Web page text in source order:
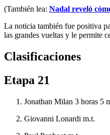
(También lea: Nadal reveló
La noticia también fue positiva
las grandes vueltas y le permite
Clasificaciones
Etapa 21
Jonathan Milan 3 horas 5
Giovanni Lonardi m.t.